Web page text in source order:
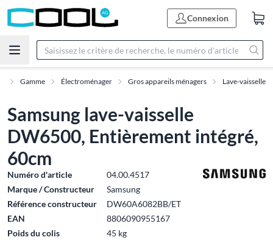
Connexion
Gamme Électroménager Gros appareils ménagers Lave-vaisselle
Samsung lave-vaisselle
DW6500, Entièrement intégré,
60cm
Numéro d'article
04.00.4517
Marque / Constructeur
Samsung
Référence constructeur
DW60A6082BB/ET
EAN
8806090955167
Poids du colis
45 kg